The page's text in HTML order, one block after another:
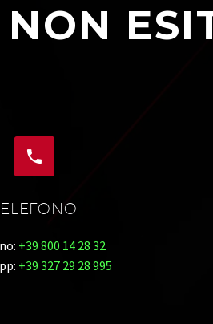
NON


+39 800 14 28 32
+39 327 29 28 995